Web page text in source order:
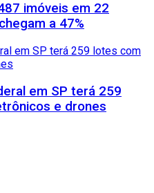
imóveis em 22
a 47%
em SP terá 259
e drones